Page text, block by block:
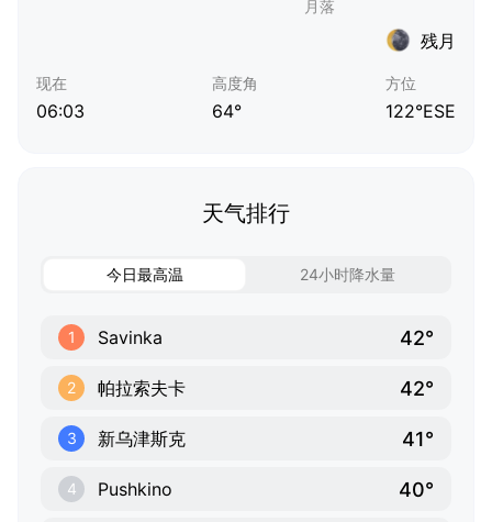
残月
现在
06:03
高度角
64°
方位
122°ESE
天气排行
今日最高温 24小时降水量
1 Savinka 42°
2 帕拉索夫卡 42°
3 新乌津斯克 41°
4 Pushkino 40°